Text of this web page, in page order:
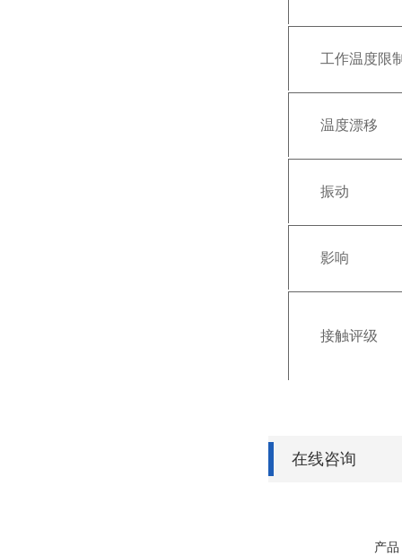
工作温度限
温度漂移
振动
影响
接触评级
在线咨询
产品